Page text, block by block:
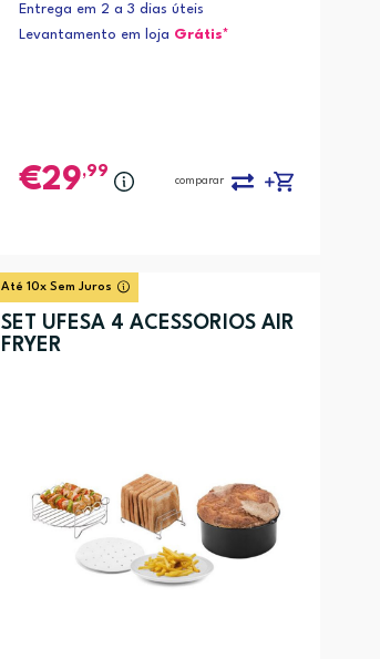
Entrega em 2 a 3 dias úteis
Levantamento em loja Grátis*
29,99
comparar
Até 10x Sem Juros
SET UFESA 4 ACESSÓRIOS AIR
FRYER